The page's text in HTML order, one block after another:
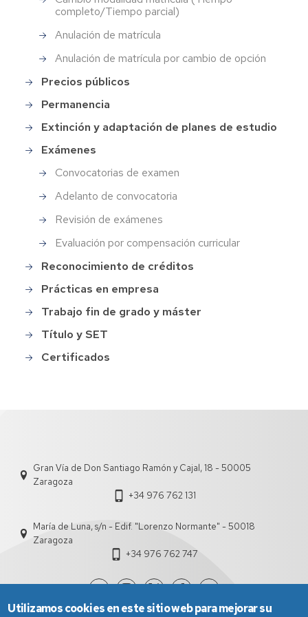
Pasos a seguir:
Acceder ahttps://sede.unizar.es/
En el menú de “Opciones”, -> “Iniciar
nueva solicitud”
Identificación de usuarios para acceso
En el catálogo de solicitudes
clasificadas por categorías: elegir
“Estudiantes de grado, máster,
doctorado, etc” -> “Adaptación a
nuevo plan de estudios”.
completo/Tiempo parcial)
Anulación de matrícula
Anulación de matrícula por cambio de opción
Precios públicos
Permanencia
Extinción y adaptación de planes de estudio
Exámenes
Convocatorias de examen
Adelanto de convocatoria
Revisión de exámenes
Evaluación por compensación curricular
Reconocimiento de créditos
Prácticas en empresa
Trabajo fin de grado y máster
Título y SET
Certificados
Gran Vía de Don Santiago Ramón y Cajal, 18 - 50005
Zaragoza
+34 976 762 131
María de Luna, s/n - Edif. "Lorenzo Normante" - 50018
Zaragoza
+34 976 762 747
Utilizamos cookies en este sitio web para mejorar su